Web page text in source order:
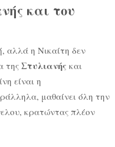
και του
αλλά η Νικαίτη δεν
της Στυλιανής και
είναι η
μαθαίνει όλη την
κρατώντας πλέον